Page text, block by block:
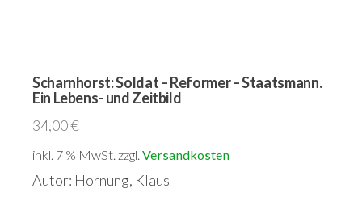
Scharnhorst: Soldat – Reformer – Staatsmann.
Ein Lebens- und Zeitbild
34,00€
inkl. 7 % MwSt. zzgl. Versandkosten
Autor: Hornung, Klaus